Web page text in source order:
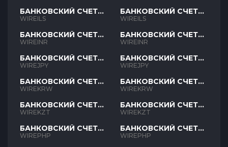
БАНКОВСКИЙ СЧЕТ
ILS
WIREILS
БАНКОВСКИЙ СЧЕТ
INR
WIREINR
БАНКОВСКИЙ СЧЕТ
JPY
WIREJPY
БАНКОВСКИЙ СЧЕТ
KRW
WIREKRW
БАНКОВСКИЙ СЧЕТ
KZT
WIREKZT
БАНКОВСКИЙ СЧЕТ
PHP
WIREPHP
БАНКОВСКИЙ СЧЕТ
ILS
WIREILS
БАНКОВСКИЙ СЧЕТ
INR
WIREINR
БАНКОВСКИЙ СЧЕТ
JPY
WIREJPY
БАНКОВСКИЙ СЧЕТ
KRW
WIREKRW
БАНКОВСКИЙ СЧЕТ
KZT
WIREKZT
БАНКОВСКИЙ СЧЕТ
PHP
WIREPHP